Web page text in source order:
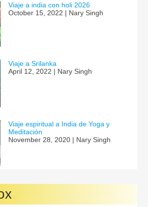
Viaje a india con holi 2026
October 15, 2022 | Nary Singh
Viaje a Srilanka
April 12, 2022 | Nary Singh
Viaje espiritual a India de Yoga y
Meditación
November 28, 2020 | Nary Singh